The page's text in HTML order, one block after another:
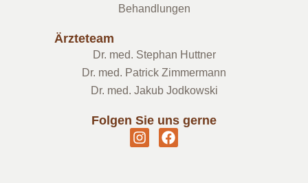
Behandlungen
Ärzteteam
Dr. med. Stephan Huttner
Dr. med. Patrick Zimmermann
Dr. med. Jakub Jodkowski
Folgen Sie uns gerne
I
n
F
a